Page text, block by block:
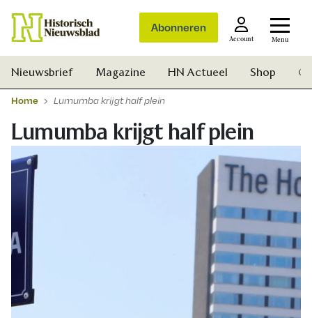
Abonneren
Account Menu
Zoek
Nieuwsbrief Magazine HN Actueel Shop
Home Lumumba krijgt half plein
Lumumba krijgt half plein